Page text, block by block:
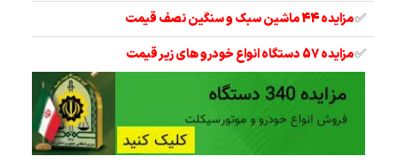
✅مزایده 44 ماشین سبک و سنگین نصف قیمت
✅مزایده 57 دستگاه انواع خودرو های زیر قیمت